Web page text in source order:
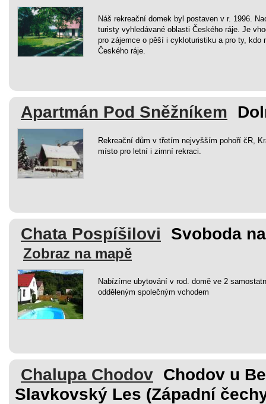
Náš rekreační domek byl postaven v r. 1996.
turisty vyhledávané oblasti Českého ráje. Je
pro zájemce o pěší i cykloturistiku a pro ty, kdo
Českého ráje.
Apartmán Pod Sněžníkem
Rekreační dům v třetím nejvyšším pohoří čR,
místo pro letní i zimní rekraci.
Chata Pospíšilovi Svoboda
Zobraz na mapě
Nabízíme ubytování v rod. domě ve 2
odděleným společným vchodem
Chalupa Chodov Chodov u
Slavkovský Les (Západní